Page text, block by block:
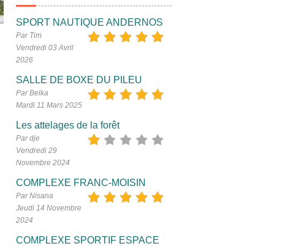
SPORT NAUTIQUE ANDERNOS
Par Tim
Vendredi 03 Avril
2026
SALLE DE BOXE DU PILEU
Par Belka
Mardi 11 Mars 2025
Les attelages de la forêt
Par dje
Vendredi 29
Novembre 2024
COMPLEXE FRANC-MOISIN
Par Nisana
Jeudi 14 Novembre
2024
COMPLEXE SPORTIF ESPACE